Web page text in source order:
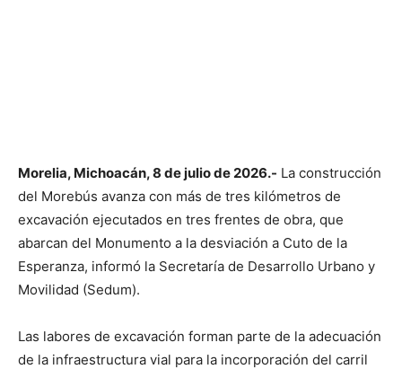
Morelia, Michoacán, 8 de julio de 2026.- La construcción
del Morebús avanza con más de tres kilómetros de
excavación ejecutados en tres frentes de obra, que
abarcan del Monumento a la desviación a Cuto de la
Esperanza, informó la Secretaría de Desarrollo Urbano y
Movilidad (Sedum).
Las labores de excavación forman parte de la adecuación
de la infraestructura vial para la incorporación del carril